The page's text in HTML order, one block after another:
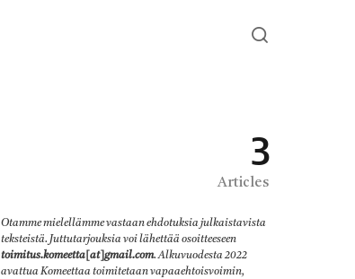
3
Articles
Otamme mielellämme vastaan ehdotuksia julkaistavista
teksteistä. Juttutarjouksia voi lähettää osoitteeseen
toimitus.komeetta[at]gmail.com. Alkuvuodesta 2022
avattua Komeettaa toimitetaan vapaaehtoisvoimin,